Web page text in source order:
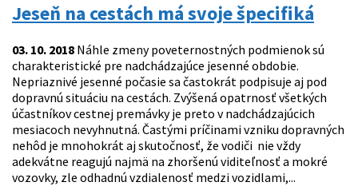
Jeseň na cestách má svoje špecifiká
03. 10. 2018 Náhle zmeny poveternostných podmienok sú
charakteristické pre nadchádzajúce jesenné obdobie.
Nepriaznivé jesenné počasie sa častokrát podpisuje aj pod
dopravnú situáciu na cestách. Zvýšená opatrnosť všetkých
účastníkov cestnej premávky je preto v nadchádzajúcich
mesiacoch nevyhnutná. Častými príčinami vzniku dopravných
nehôd je mnohokrát aj skutočnosť, že vodiči nie vždy
adekvátne reagujú najmä na zhoršenú viditeľnosť a mokré
vozovky, zle odhadnú vzdialenosť medzi vozidlami,...